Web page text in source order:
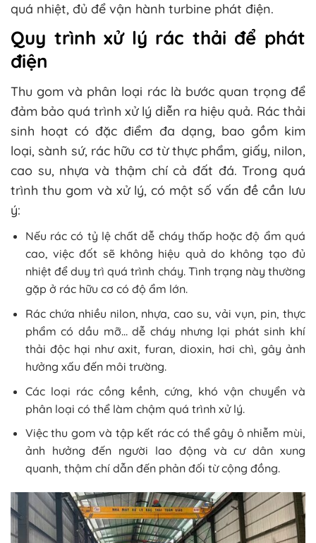
quá nhiệt, đủ để vận hành turbine phát điện.
Quy trình xử lý rác thải để phát
điện
Thu gom và phân loại rác là bước quan trọng để
đảm bảo quá trình xử lý diễn ra hiệu quả. Rác thải
sinh hoạt có đặc điểm đa dạng, bao gồm kim
loại, sành sứ, rác hữu cơ từ thực phẩm, giấy, nilon,
cao su, nhựa và thậm chí cả đất đá. Trong quá
trình thu gom và xử lý, có một số vấn đề cần lưu
ý:
Nếu rác có tỷ lệ chất dễ cháy thấp hoặc độ ẩm quá
cao, việc đốt sẽ không hiệu quả do không tạo đủ
nhiệt để duy trì quá trình cháy. Tình trạng này thường
gặp ở rác hữu cơ có độ ẩm lớn.
Rác chứa nhiều nilon, nhựa, cao su, vải vụn, pin, thực
phẩm có dầu mỡ… dễ cháy nhưng lại phát sinh khí
thải độc hại như axit, furan, dioxin, hơi chì, gây ảnh
hưởng xấu đến môi trường.
Các loại rác cồng kềnh, cứng, khó vận chuyển và
phân loại có thể làm chậm quá trình xử lý.
Việc thu gom và tập kết rác có thể gây ô nhiễm mùi,
ảnh hưởng đến người lao động và cư dân xung
quanh, thậm chí dẫn đến phản đối từ cộng đồng.